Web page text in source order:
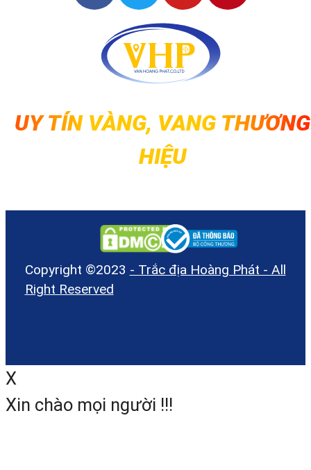
UY TÍN VÀNG, VANG THƯƠNG
HIỆU
Copyright ©2023 - Trắc địa Hoàng Phát - All
Right Reserved
X
Xin chào mọi người !!!